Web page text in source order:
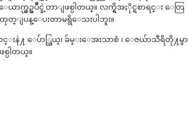
ဥ္ၿပိဳင္ခဲ့တာျဖစ္ပါတယ္။ လက္ရွိအႏိုင္ရစာရင္း ေတြ
ျပန္ေပးတာမရွိေသးပါဘူး။
းနဲ႔ ေပ်ာ္ဘြယ္၊ ခ်မ္းေအးသာစံ ၊ ေဇယ်ာသီရိတို႔မွာ
ပါတယ္။